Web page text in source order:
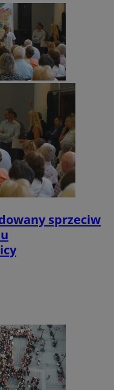
sprzeciw